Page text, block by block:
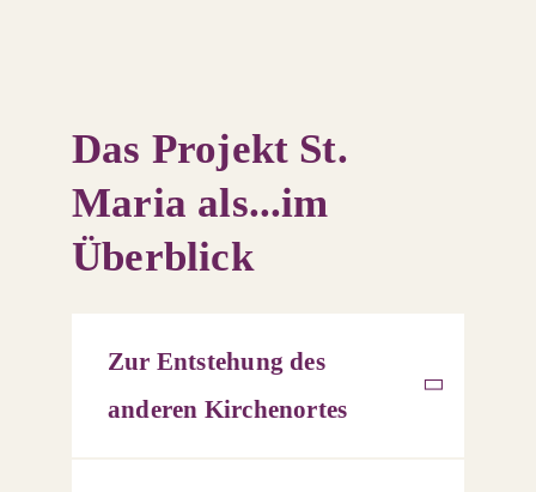
Das Projekt St.
Maria als...im
Überblick
Zur Entstehung des
anderen Kirchenortes